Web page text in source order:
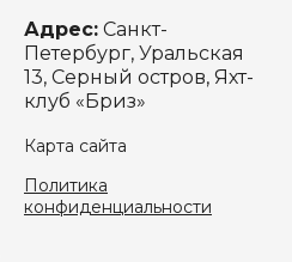
Адрес: Санкт-
Петербург, Уральская
13, Серный остров, Яхт-
клуб «Бриз»
Карта сайта
Политика
конфиденциальности